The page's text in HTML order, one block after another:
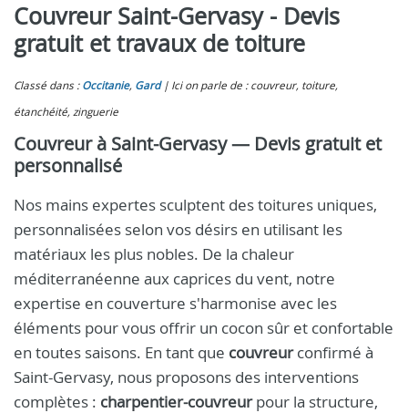
Couvreur Saint-Gervasy - Devis
gratuit et travaux de toiture
Classé dans : Occitanie, Gard
Ici on parle de : couvreur, toiture,
étanchéité, zinguerie
Couvreur à Saint-Gervasy — Devis gratuit et
personnalisé
Nos mains expertes sculptent des toitures uniques,
personnalisées selon vos désirs en utilisant les
matériaux les plus nobles. De la chaleur
méditerranéenne aux caprices du vent, notre
expertise en couverture s'harmonise avec les
éléments pour vous offrir un cocon sûr et confortable
en toutes saisons. En tant que couvreurconfirmé à
Saint-Gervasy, nous proposons des interventions
complètes : charpentier-couvreurpour la structure,